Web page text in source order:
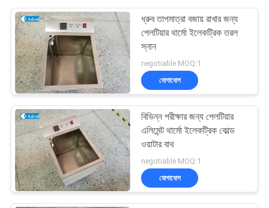
ধ্রুব তাপমাত্রা বজায় রাখার জন্য
পেলটিয়ার থার্মো ইলেকট্রিক তরল
স্নান
negotiable MOQ:1
যোগাযোগ
বিভিন্ন পরীক্ষার জন্য পেলটিয়ার
এলিমেন্ট থার্মো ইলেকট্রিক কোল্ড
ওয়াটার বাথ
negotiable MOQ:1
যোগাযোগ